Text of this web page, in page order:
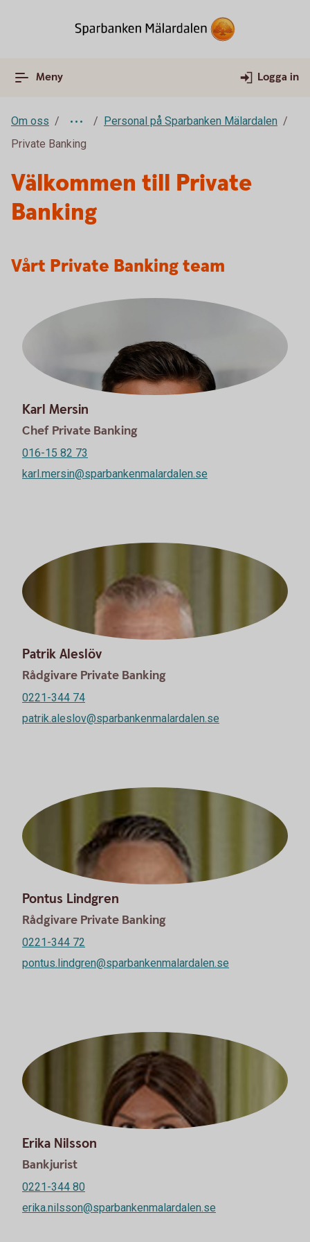
Meny Logga in
Om oss
Personal på Sparbanken Mälardalen
Private Banking
Välkommen till Private
Banking
Vårt Private Banking team
Karl Mersin
Chef Private Banking
016-15 82 73
karl.mersin@sparbankenmalardalen.se
Patrik Aleslöv
Rådgivare Private Banking
0221-344 74
patrik.aleslov@sparbankenmalardalen.se
Pontus Lindgren
Rådgivare Private Banking
0221-344 72
pontus.lindgren@sparbankenmalardalen.se
Erika Nilsson
Bankjurist
0221-344 80
erika.nilsson@sparbankenmalardalen.se